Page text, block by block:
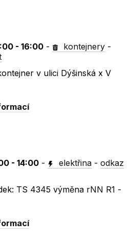
- 16:00 - kontejnery -
v ulici Dýšinská x V
- 14:00 - elektřina -odkaz
TS 4345 výměna rNN R1 -